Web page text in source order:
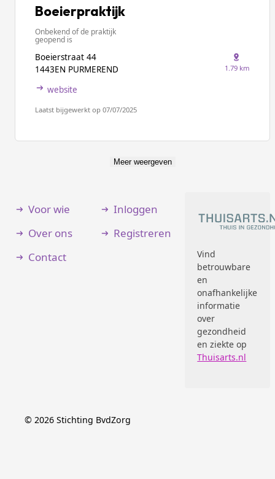
Boeierpraktijk
Onbekend of de praktijk
geopend is
Boeierstraat 44
1443EN PURMEREND
1.79 km
website
Laatst bijgewerkt op 07/07/2025
Meer weergeven
Voor wie
Over ons
Contact
Inloggen
Registreren
Vind
betrouwbare
en
onafhankelijke
informatie
over
gezondheid
en ziekte op
Thuisarts.nl
© 2026 Stichting BvdZorg